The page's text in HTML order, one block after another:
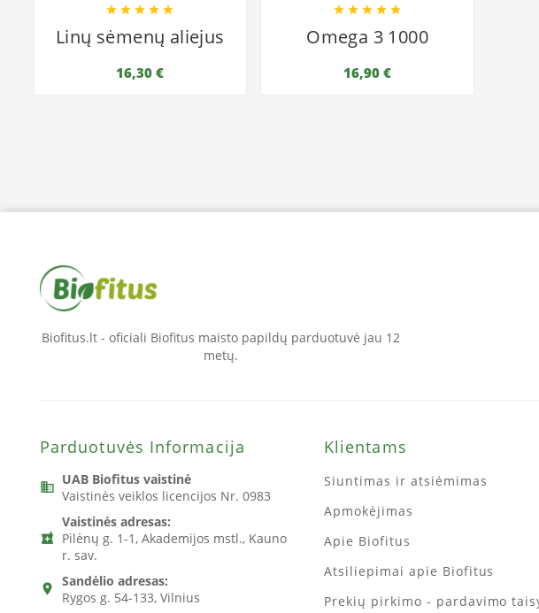
    
Linų sėmenų aliejus
16,30 €
    
Omega 3 1000
16,90 €
Biofitus.lt - oficiali Biofitus maisto papildų parduotuvė jau 12
metų.
Parduotuvės Informacija
business UAB Biofitus vaistinė
Vaistinės veiklos licencijos Nr. 0983
local_pharmacy
Vaistinės adresas:
Pilėnų g. 1-1, Akademijos mstl., Kauno
r. sav.
location_on
Sandėlio adresas:
Rygos g. 54-133, Vilnius
Klientams
Siuntimas ir atsiėmimas
Apmokėjimas
Apie Biofitus
Atsiliepimai apie Biofitus
Prekių pirkimo - pardavimo